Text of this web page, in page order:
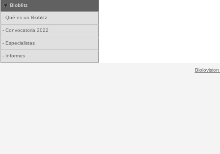
Bioblitz
- Qué es un Bioblitz
- Convocatoria 2022
- Especialistas
- Informes
Biolovision